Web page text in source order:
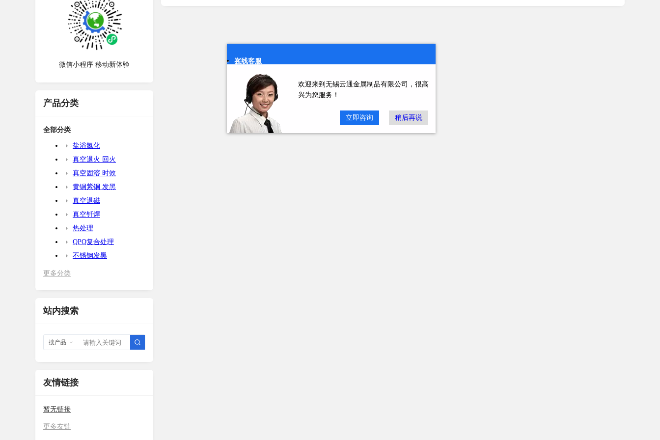
微信小程序 移动新体验
产品分类
全部分类
盐浴氮化
真空退火 回火
真空固溶 时效
黄铜紫铜 发黑
真空退磁
真空钎焊
热处理
QPQ复合处理
不锈钢发黑
更多分类
站内搜索
搜产品
友情链接
暂无链接
更多友链
在线客服
欢迎来到无锡云通金属制品有限公司，很高
兴为您服务！
立即咨询 稍后再说